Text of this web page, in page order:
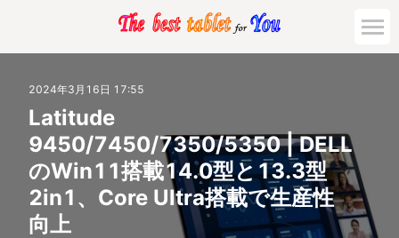
2024年3月16日 17:55
Latitude
9450/7450/7350/5350 | DELL
のWin11搭載14.0型と13.3型
2in1、Core Ultra搭載で生産性
向上